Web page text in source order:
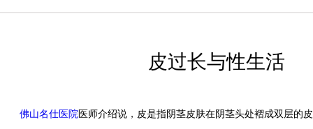
皮过长与性生活
佛山名仕医院 医师介绍说，皮是指阴茎皮肤在阴茎头处褶成双层的